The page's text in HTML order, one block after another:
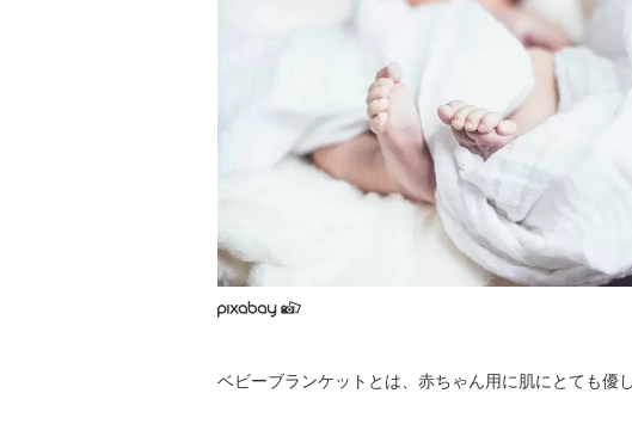
ベビーブランケットとは、赤ちゃん用に肌にとても優